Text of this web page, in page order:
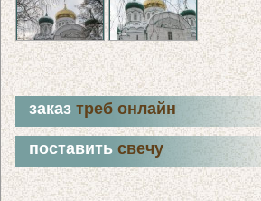
заказтреб онлайн
поставитьсвечу